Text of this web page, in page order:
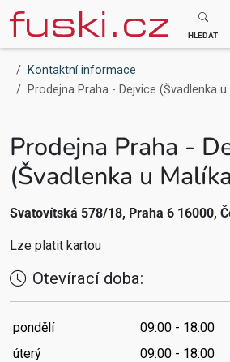
Fuski BOMA
HLEDAT
Kontaktní informace
Prodejna Praha - Dejvice (Švadlenka u
Prodejna Praha -
(Švadlenka u
Svatovítská 578/18, Praha 6 16000,
Lze platit kartou
Otevírací doba:
pondělí
09:00 - 18:00
úterý
09:00 - 18:00